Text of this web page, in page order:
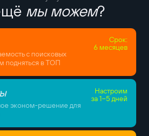
мы можем?
с поисковых
подняться в ТОП
Срок:
6 месяцев
эконом-решение для
Настроим
за 1–5 дней